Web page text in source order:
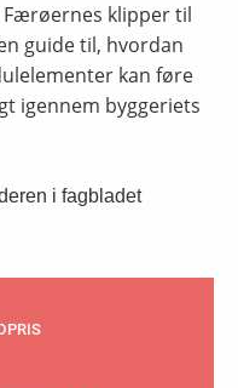
klipper til
guide til, hvordan
kan føre
igennem byggeriets
i fagbladet